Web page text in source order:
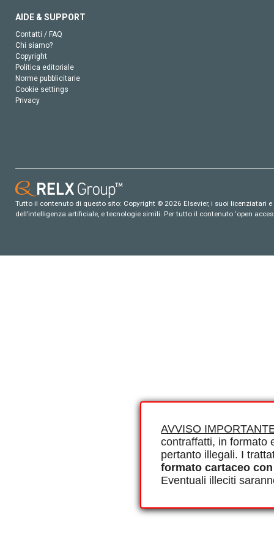
AVVISO
contraffatti, in formato
pertanto illegali. I
formato cartaceo
Eventuali illeciti
AIDE & SUPPORT
Contatti / FAQ
Chi siamo?
Copyright
Politica editoriale
Norme pubblicitarie
Cookie settings
Privacy
Tutto il contenuto di questo sito: Copyright © 2026 Elsevier, i suoi
dell’intelligenza artificiale, e tecnologie simili. Per tutto il contenuto ‘open